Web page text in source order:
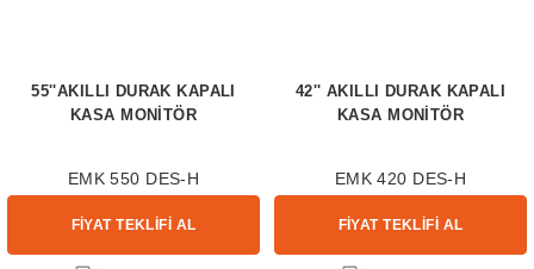
55''AKILLI DURAK KAPALI
KASA MONİTÖR
EMK 550 DES-H
FİYAT TEKLİFİ AL
42'' AKILLI DURAK KAPALI
KASA MONİTÖR
EMK 420 DES-H
FİYAT TEKLİFİ AL